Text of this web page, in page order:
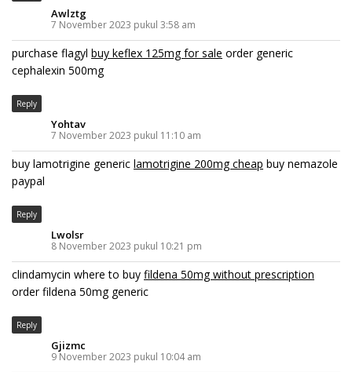
Awlztg
7 November 2023 pukul 3:58 am
purchase flagyl buy keflex 125mg for sale order generic
cephalexin 500mg
Reply
Yohtav
7 November 2023 pukul 11:10 am
buy lamotrigine generic lamotrigine 200mg cheap buy nemazole
paypal
Reply
Lwolsr
8 November 2023 pukul 10:21 pm
clindamycin where to buy fildena 50mg without prescription
order fildena 50mg generic
Reply
Gjizmc
9 November 2023 pukul 10:04 am